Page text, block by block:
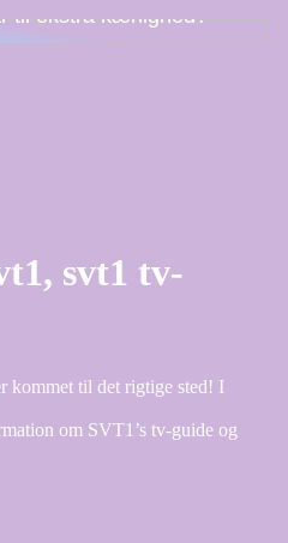
til ekstra kærlighed?
svt1 tv-
kommet til det rigtige sted! I
om SVT1’s tv-guide og